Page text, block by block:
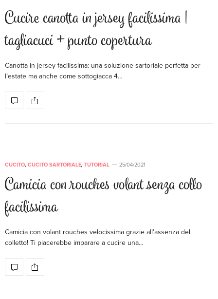
Cucire canotta in jersey facilissima |
tagliacuci + punto copertura
Canotta in jersey facilissima: una soluzione sartoriale perfetta per
l’estate ma anche come sottogiacca 4…
CUCITO, CUCITO SARTORIALE, TUTORIAL 25/04/2021
Camicia con rouches volant senza collo
facilissima
Camicia con volant rouches velocissima grazie all’assenza del
colletto! Ti piacerebbe imparare a cucire una…